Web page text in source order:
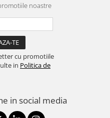
noastre
cu promotiile
in Politica de
in social media